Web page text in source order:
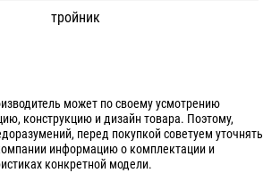
тройник
может по своему усмотрению
конструкцию и дизайн товара. Поэтому,
перед покупкой советуем уточнять
информацию о комплектации и
конкретной модели.